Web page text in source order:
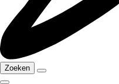
Zoeken